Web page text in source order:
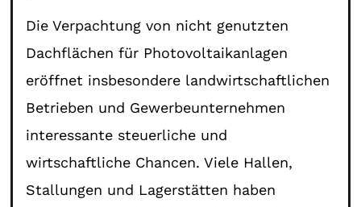
Die Verpachtung von nicht genutzten
Dachflächen für Photovoltaikanlagen
eröffnet insbesondere landwirtschaftlichen
Betrieben und Gewerbeunternehmen
interessante steuerliche und
wirtschaftliche Chancen. Viele Hallen,
Stallungen und Lagerstätten haben